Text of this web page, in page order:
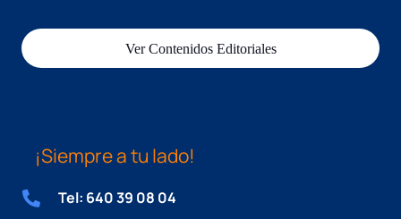
Ver Contenidos Editoriales
¡Siempre a tu lado!
Tel: 640 39 08 04